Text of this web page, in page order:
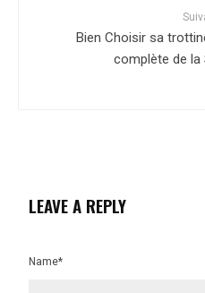
Bien Choisir sa
complète de la
LEAVE A REPLY
Name*